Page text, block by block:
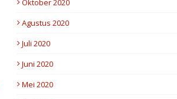
Oktober 2020
Agustus 2020
Juli 2020
Juni 2020
Mei 2020